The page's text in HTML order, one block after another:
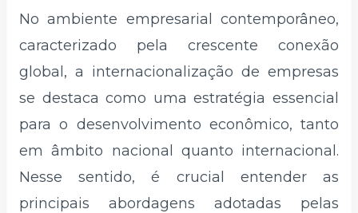
No ambiente empresarial contemporâneo,
caracterizado pela crescente conexão
global, a internacionalização de empresas
se destaca como uma estratégia essencial
para o desenvolvimento econômico, tanto
em âmbito nacional quanto internacional.
Nesse sentido, é crucial entender as
principais abordagens adotadas pelas